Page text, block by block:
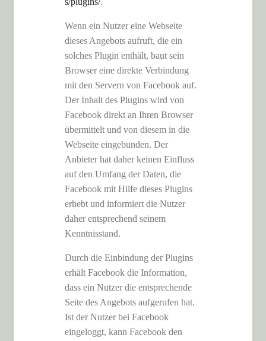
Wenn ein Nutzer eine Webseite
dieses Angebots aufruft, die ein
solches Plugin enthält, baut sein
Browser eine direkte Verbindung
mit den Servern von Facebook auf.
Der Inhalt des Plugins wird von
Facebook direkt an Ihren Browser
übermittelt und von diesem in die
Webseite eingebunden. Der
Anbieter hat daher keinen Einfluss
auf den Umfang der Daten, die
Facebook mit Hilfe dieses Plugins
erhebt und informiert die Nutzer
daher entsprechend seinem
Kenntnisstand.
Durch die Einbindung der Plugins
erhält Facebook die Information,
dass ein Nutzer die entsprechende
Seite des Angebots aufgerufen hat.
Ist der Nutzer bei Facebook
eingeloggt, kann Facebook den